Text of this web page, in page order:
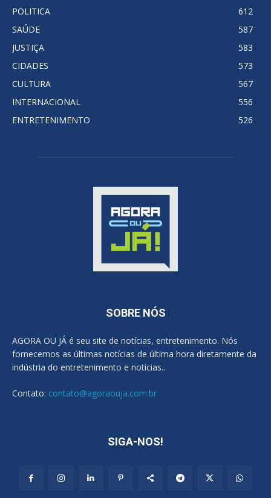
POLITICA
612
SAÚDE
587
JUSTIÇA
583
CIDADES
573
CULTURA
567
INTERNACIONAL
556
ENTRETENIMENTO
526
SOBRE NÓS
AGORA OU JÁ é seu site de notícias, entretenimento. Nós
fornecemos as últimas notícias de última hora diretamente da
indústria do entretenimento e notícias..
Contato: contato@agoraouja.com.br
SIGA-NOS!